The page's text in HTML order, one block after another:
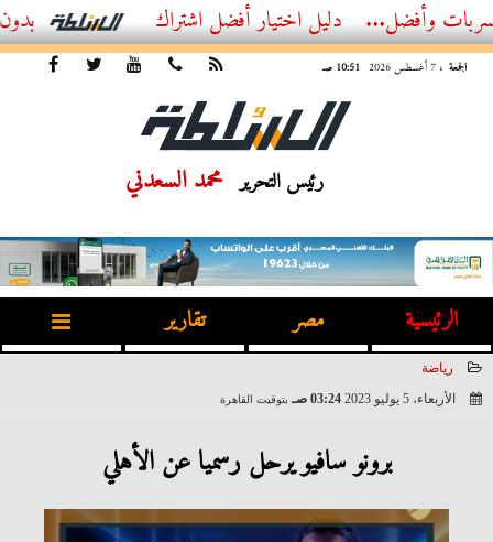
أفضل اشتراك IPTV بدون تقطيع 2026 – دليل المشاهد العصري
الجمعة ، 7 أغسطس 2026 10:51 صـ
رئيس التحرير محمد السعدني
الرئيسية مصر تقارير
رياضة
الأربعاء، 5 يوليو 2023
03:24 صـ بتوقيت القاهرة
برونو سافيو يرحل رسميا عن الأهلي